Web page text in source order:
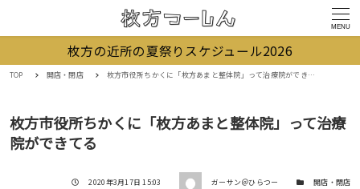
MENU
枚方の近所の夏祭りスケジュール2026
TOP 開店・閉店 枚方市役所ちかくに「枚方あまと整体院」って治療院ができてる
枚方市役所ちかくに「枚方あまと整体院」って治療
院ができてる
投稿日
2020年3月17日 15:03 著者 ガーサン＠ひらつー カテゴリー開店・閉店